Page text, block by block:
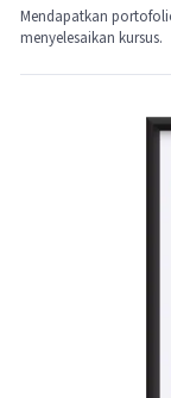
Mendapatkan
menyelesaikan kursus.